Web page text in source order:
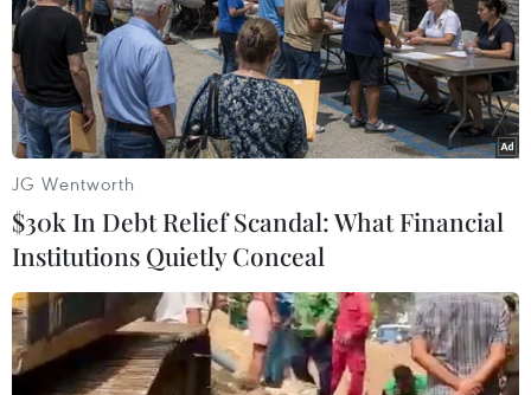
JG Wentworth
$30k In Debt Relief Scandal: What Financial
Institutions Quietly Conceal